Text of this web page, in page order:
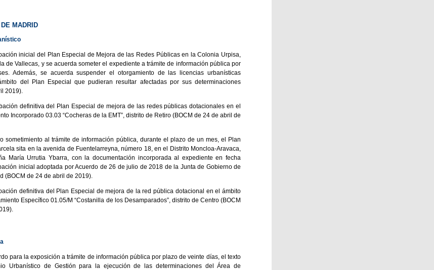
MADRID
inicial del Plan Especial de Mejora de las Redes Públicas en la Colonia Urpisa,
de Vallecas, y se acuerda someter el expediente a trámite de información pública por
Además, se acuerda suspender el otorgamiento de las licencias urbanísticas
del Plan Especial que pudieran resultar afectadas por sus determinaciones
2019).
definitiva del Plan Especial de mejora de las redes públicas dotacionales en el
Incorporado 03.03 “Cocheras de la EMT”, distrito de Retiro (BOCM de 24 de abril de
sometimiento al trámite de información pública, durante el plazo de un mes, el Plan
sita en la avenida de Fuentelarreyna, número 18, en el Distrito Moncloa-Aravaca,
María Urrutia Ybarra, con la documentación incorporada al expediente en fecha
inicial adoptada por Acuerdo de 26 de julio de 2018 de la Junta de Gobierno de
(BOCM de 24 de abril de 2019).
definitiva del Plan Especial de mejora de la red pública dotacional en el ámbito
Específico 01.05/M “Costanilla de los Desamparados”, distrito de Centro (BOCM
para la exposición a trámite de información pública por plazo de veinte días, el texto
Urbanístico de Gestión para la ejecución de las determinaciones del Área de